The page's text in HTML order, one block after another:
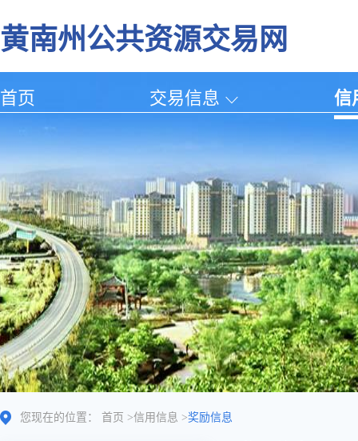
黄南州公共资源交易网
首页 交易信息 信
您现在的位置： 首页 >信用信息 >奖励信息